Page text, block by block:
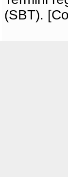
(SBT).